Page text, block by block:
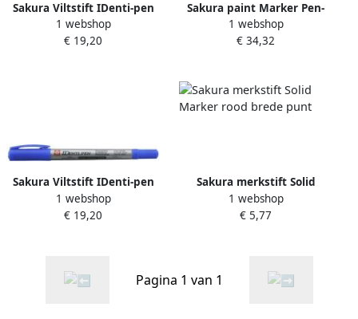
Sakura Viltstift IDenti-pen
multifunctioneel rood
1 webshop
€ 19,20
Sakura paint Marker Pen-
Touch punt van 0 7 mm
zilver
1 webshop
€ 34,32
Sakura Viltstift IDenti-pen
multifunctioneel blauw
1 webshop
€ 19,20
Sakura merkstift Solid
Marker rood brede punt
1 webshop
€ 5,77
Pagina 1 van 1